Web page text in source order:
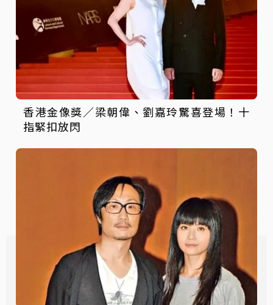
香港金像獎／梁朝偉、劉嘉玲驚喜登場！十
指緊扣放閃